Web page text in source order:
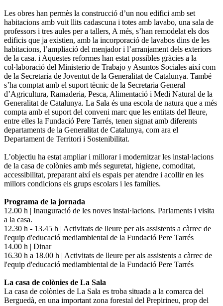
Les obres han permès la construcció d’un nou edifici amb set
habitacions amb vuit llits cadascuna i totes amb lavabo, una sala de
professors i tres aules per a tallers, A més, s’han remodelat els dos
edificis que ja existien, amb la incorporació de lavabos dins de les
habitacions, l’ampliació del menjador i l’arranjament dels exteriors
de la casa. i Aquestes reformes han estat possibles gràcies a la
col·laboració del Ministerio de Trabajo y Asuntos Sociales així com
de la Secretaria de Joventut de la Generalitat de Catalunya. També
s’ha comptat amb el suport tècnic de la Secretaria General
d’Agricultura, Ramaderia, Pesca, Alimentació i Medi Natural de la
Generalitat de Catalunya. La Sala és una escola de natura que a més
compta amb el suport del conveni marc que les entitats del lleure,
entre elles la Fundació Pere Tarrés, tenen signat amb diferents
departaments de la Generalitat de Catalunya, com ara el
Departament de Territori i Sostenibilitat.
L’objectiu ha estat ampliar i millorar i modernitzar les instal·lacions
de la casa de colònies amb més seguretat, higiene, comoditat,
accessibilitat, preparant així els espais per atendre i acollir en les
millors condicions els grups escolars i les famílies.
Programa de la jornada
12.00 h | Inauguració de les noves instal·lacions. Parlaments i visita
a la casa.
12.30 h - 13.45 h | Activitats de lleure per als assistents a càrrec de
l'equip d'educació mediambiental de la Fundació Pere Tarrés
14.00 h | Dinar
16.30 h a 18.00 h | Activitats de lleure per als assistents a càrrec de
l'equip d'educació mediambiental de la Fundació Pere Tarrés
La casa de colònies de La Sala
La casa de colònies de La Sala es troba situada a la comarca del
Berguedà, en una important zona forestal del Prepirineu, prop del